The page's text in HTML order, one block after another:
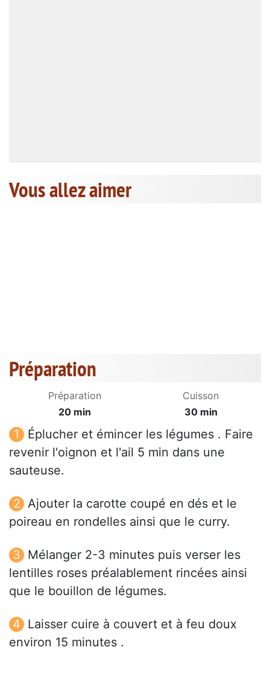
Vous allez aimer
Préparation
Préparation
20 min
Cuisson
30 min
Éplucher et émincer les légumes . Faire
revenir l'oignon et l'ail 5 min dans une
sauteuse.
Ajouter la carotte coupé en dés et le
poireau en rondelles ainsi que le curry.
Mélanger 2-3 minutes puis verser les
lentilles roses préalablement rincées ainsi
que le bouillon de légumes.
Laisser cuire à couvert et à feu doux
environ 15 minutes .